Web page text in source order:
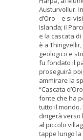
Austurvollur.
d’Oro – e si
Islanda; il
e la cascata
è a
geologico e
fu fondato il
proseguirà
ammirare la
“Cascata
fonte che ha
tutto il mondo.
dirigerà verso
al piccolo
tappe lungo